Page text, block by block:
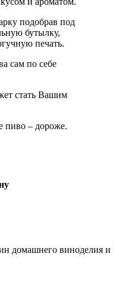
подобрав под
бутылку,
печать.
сам по себе
стать Вашим
пиво – дороже.
домашнего виноделия и